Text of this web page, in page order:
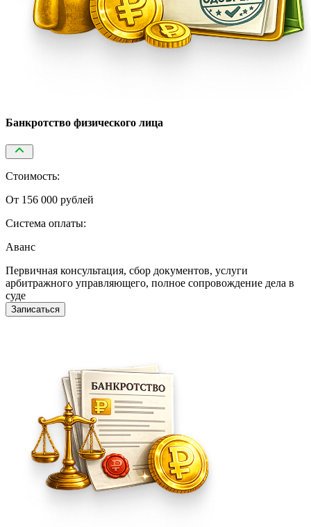
Банкротство физического лица
Стоимость:
От 156 000 рублей
Система оплаты:
Аванс
Первичная консультация, сбор документов, услуги
арбитражного управляющего, полное сопровождение дела в
суде
Записаться